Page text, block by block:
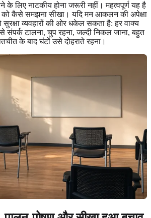
के लिए नाटकीय होना जरूरी नहीं। महत्वपूर्ण यह है
को कैसे समझना सीखा। यदि मन आकलन की अपेक्षा
सुरक्षा व्यवहारों की ओर धकेल सकता है: हर वाक्य
टालना, चुप रहना, जल्दी निकल जाना, बहुत
के बाद घंटों उसे दोहराते रहना।